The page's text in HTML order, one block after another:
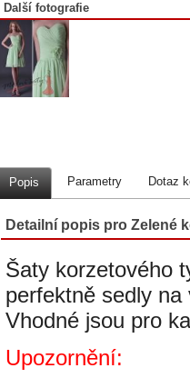
Další fotografie
Popis Parametry Dotaz
Detailní popis pro Zelené
Šaty korzetového
perfektně sedly
Vhodné jsou pro
Upozornění: